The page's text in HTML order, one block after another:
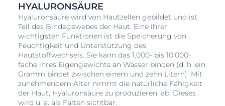
HYALURONSÄURE
Hyaluronsäure wird von Hautzellen gebildet und ist
Teil des Bindegewebes der Haut. Eine ihrer
wichtigsten Funktionen ist die Speicherung von
Feuchtigkeit und Unterstützung des
Hautstoffwechsels. Sie kann das 1.000- bis 10.000-
fache ihres Eigengewichts an Wasser binden (d. h. ein
Gramm bindet zwischen einem und zehn Litern). Mit
zunehmendem Alter nimmt die natürliche Fähigkeit
der Haut, Hyaluronsäure zu produzieren, ab. Dieses
wird u. a. als Falten sichtbar.